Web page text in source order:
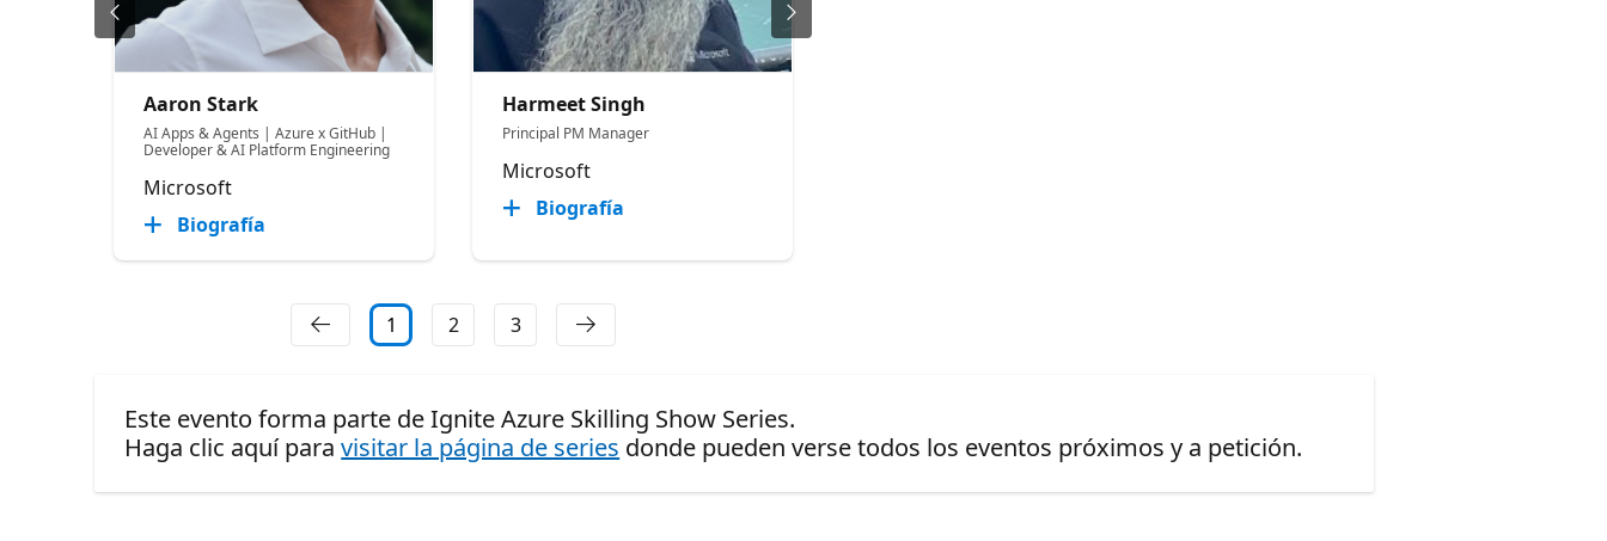
Aaron Stark
AI Apps & Agents | Azure x GitHub |
Developer & AI Platform Engineering
Microsoft
Biografía
Harmeet Singh
Principal PM Manager
Microsoft
Biografía
1 2 3
Este evento forma parte de Ignite Azure Skilling Show Series.
Haga clic aquí paravisitar la página de series donde pueden verse todos los eventos próximos y a petición.